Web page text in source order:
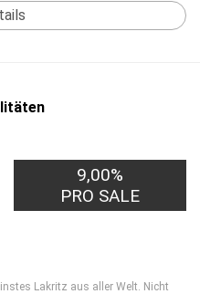
9,00%
PRO SALE
Lakritz aus aller Welt. Nicht